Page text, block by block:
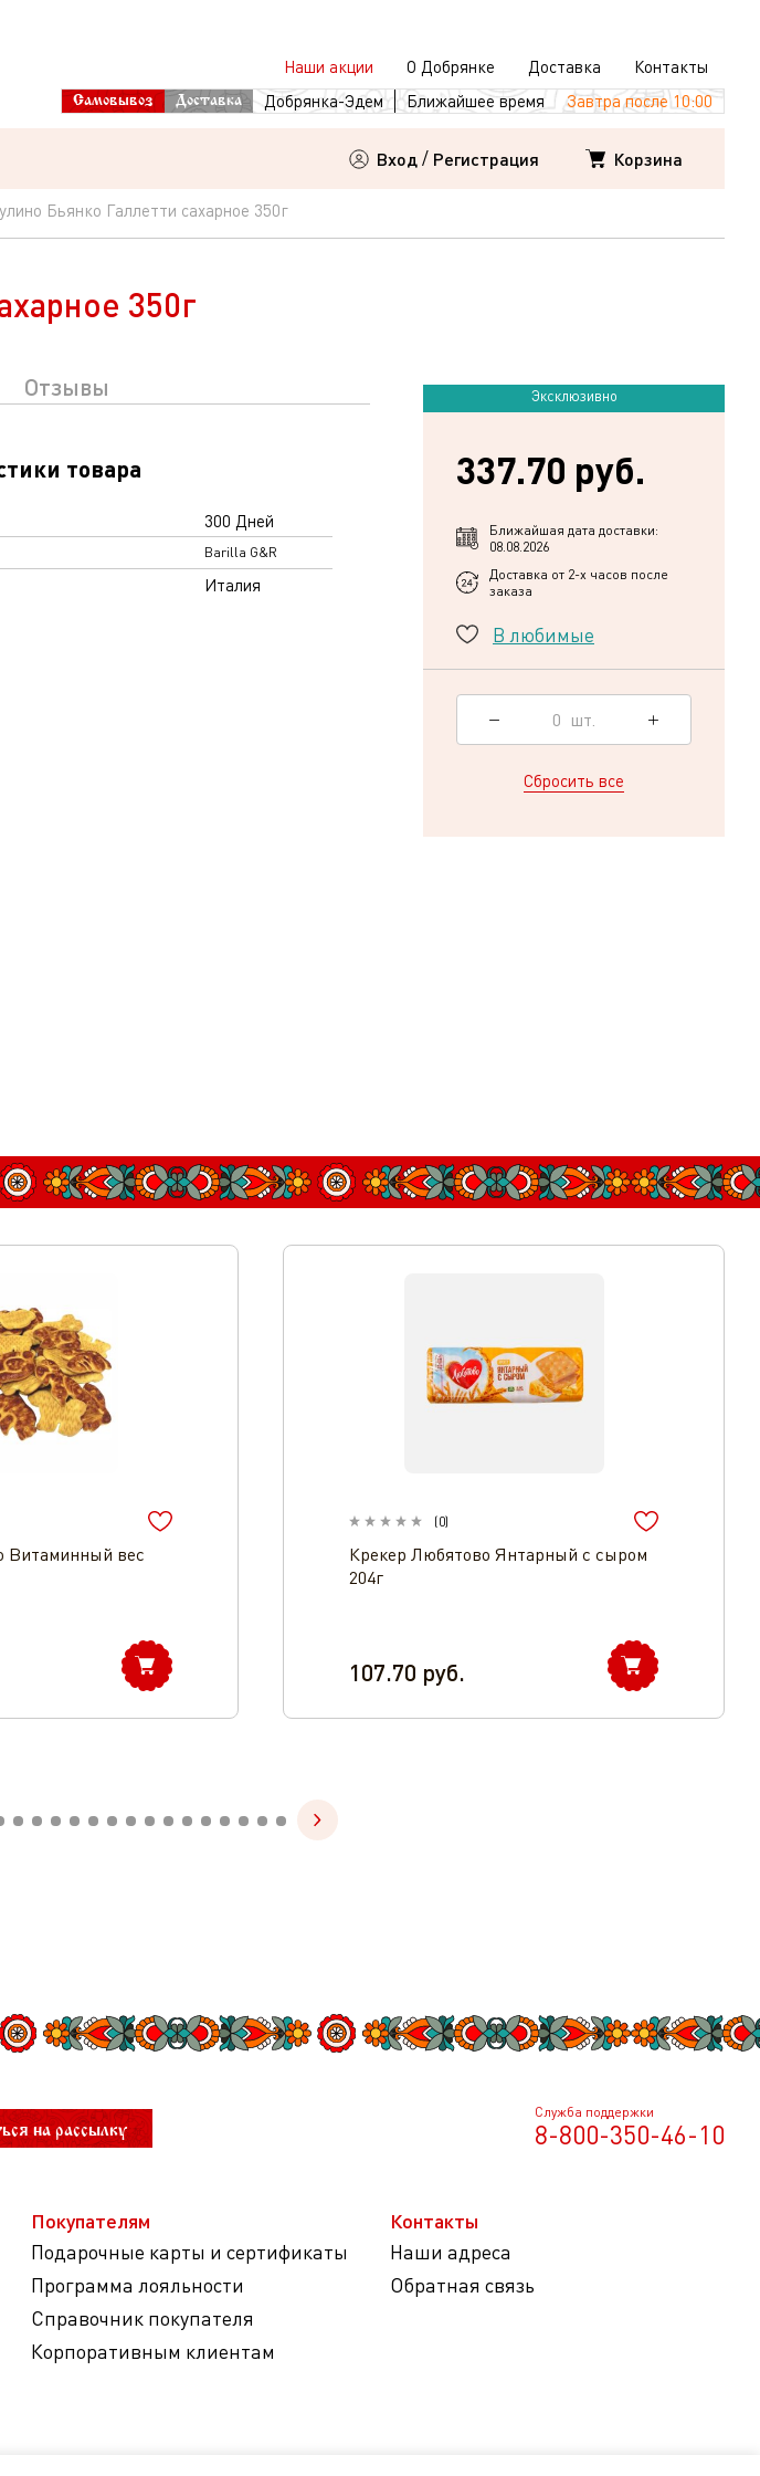
Наши акции О Добрянке Доставка Контакты
Самовывоз Доставка Добрянка-Эдем Ближайшее время Завтра после 10:00
Вход / Регистрация Корзина
Бьянко Галлетти сахарное 350г
350г
Отзывы
товара
300 Дней
Barilla G&R
Италия
Эксклюзивно
337.70 руб.
Ближайшая дата доставки:
08.08.2026
Доставка от 2-х часов после
заказа
В любимые
0 шт.
Сбросить все
Витаминный вес
(0)
Крекер Любятово Янтарный с сыром
204г
107.70 руб.
на рассылку
Служба поддержки
8-800-350-46-10
Покупателям
Подарочные карты и сертификаты
Программа лояльности
Справочник покупателя
Корпоративным клиентам
Контакты
Наши адреса
Обратная связь